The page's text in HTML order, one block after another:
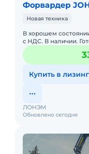
Форвардер
Новая техника
В хорошем
с НДС. В наличии.
лесопогрузчик с
леса
Купить в лизинг
Обновлено сегодня
ЛОНЭМ